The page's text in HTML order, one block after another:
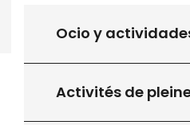
Ocio y
Activités de